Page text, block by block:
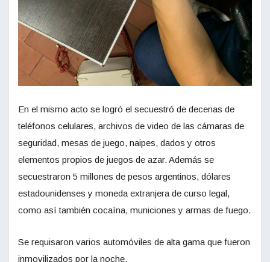
En el mismo acto se logró el secuestró de decenas de
teléfonos celulares, archivos de video de las cámaras de
seguridad, mesas de juego, naipes, dados y otros
elementos propios de juegos de azar. Además se
secuestraron 5 millones de pesos argentinos, dólares
estadounidenses y moneda extranjera de curso legal,
como así también cocaína, municiones y armas de fuego.
Se requisaron varios automóviles de alta gama que fueron
inmovilizados por la noche.